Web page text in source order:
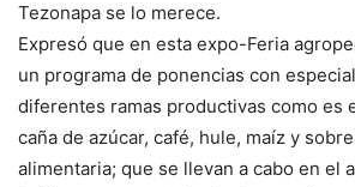
Tezonapa se lo merece.
Expresó que en esta expo-Feria
un programa de ponencias con
diferentes ramas productivas como es
caña de azúcar, café, hule, maíz y
alimentaria; que se llevan a cabo en el